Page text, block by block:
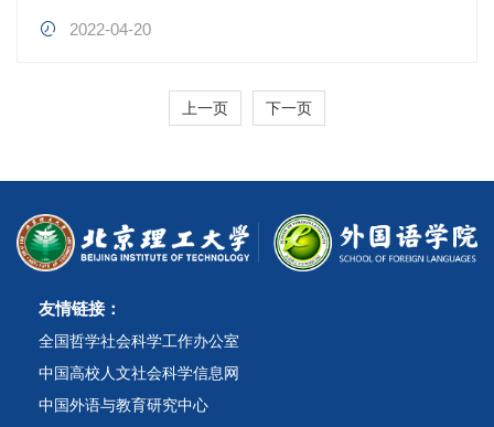
2022-04-20
上一页 下一页
友情链接：
全国哲学社会科学工作办公室
中国高校人文社会科学信息网
中国外语与教育研究中心